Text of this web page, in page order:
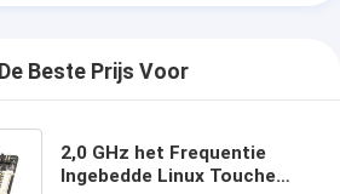
Beste Prijs Voor
2,0 GHz het Frequentie
Ingebedde Linux Touche